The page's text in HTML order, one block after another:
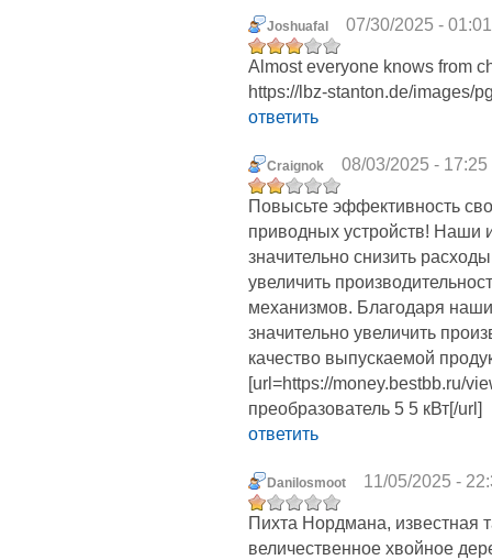
Joshuafal 07/30/2025 - 01:01
Almost everyone knows from
https://lbz-stanton.de/images/
ответить
Craignok 08/03/2025 - 17:25
Повысьте эффективность
приводных устройств! Наши
значительно снизить
увеличить
механизмов. Благодаря
значительно увеличить
качество выпускаемой
[url=https://money.bestbb.ru/
преобразователь 5 5 кВт[/url]
ответить
Danilosmoot 11/05/2025 -
Пихта Нордмана, известная
величественное хвойное